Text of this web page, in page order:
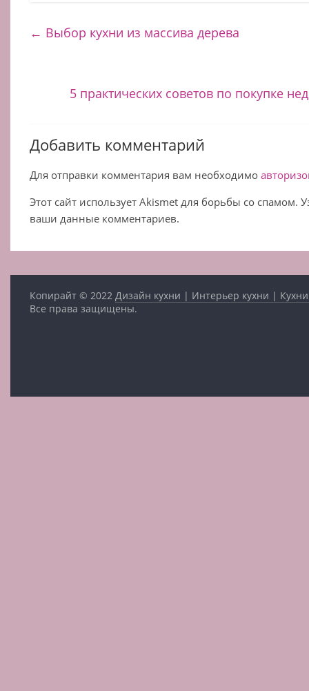
← Выбор кухни из массива дерева
5 практических советов по покупке
Добавить комментарий
Для отправки комментария вам необходимо
Этот сайт использует Akismet для борьбы со спамом.
ваши данные комментариев.
Копирайт © 2022 Дизайн кухни | Интерьер кухни |
Все права защищены.